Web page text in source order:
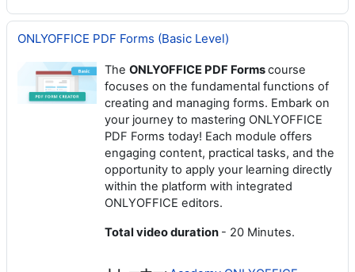
ONLYOFFICE PDF Forms (Basic Level)
The ONLYOFFICE PDF Formscourse
focuses on the fundamental functions of
creating and managing forms. Embark on
your journey to mastering ONLYOFFICE
PDF Forms today! Each module offers
engaging content, practical tasks, and the
opportunity to apply your learning directly
within the platform with integrated
ONLYOFFICE editors.
Total video duration - 20 Minutes.